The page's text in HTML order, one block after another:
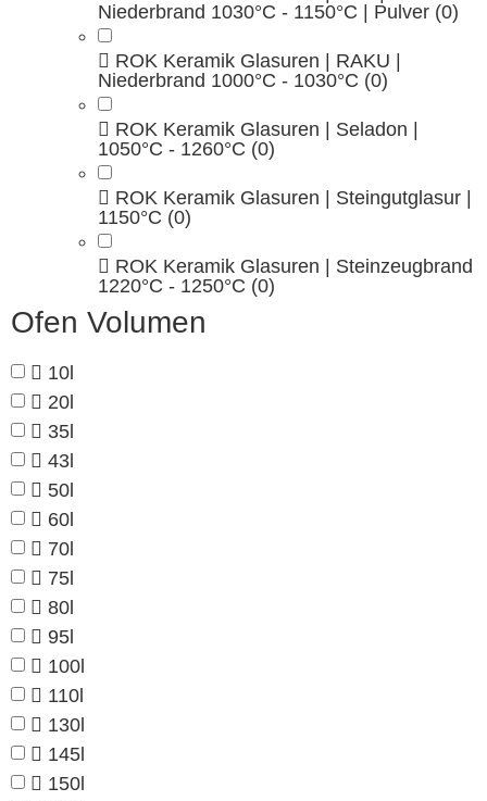
Niederbrand 1030°C - 1150°C | Pulver (0)
ROK Keramik Glasuren | RAKU |
Niederbrand 1000°C - 1030°C (0)
ROK Keramik Glasuren | Seladon |
1050°C - 1260°C (0)
ROK Keramik Glasuren | Steingutglasur |
1150°C (0)
ROK Keramik Glasuren | Steinzeugbrand
1220°C - 1250°C (0)
Ofen Volumen
10l
20l
35l
43l
50l
60l
70l
75l
80l
95l
100l
110l
130l
145l
150l